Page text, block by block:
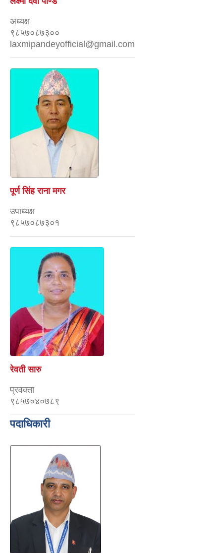
अध्यक्ष
९८५७०८७३००
laxmipandeyofficial@gmail.com
पूर्ण सिंह राना मगर
उपाध्यक्ष
९८५७०८७३०१
रेवती सारु
प्रवक्ता
९८५७०४०७८९
पदाधिकारी